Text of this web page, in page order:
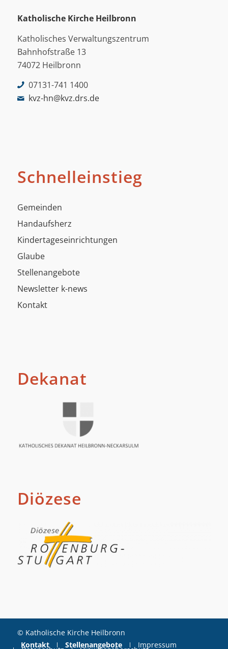
Katholische Kirche Heilbronn
Katholisches Verwaltungszentrum
Bahnhofstraße 13
74072 Heilbronn
07131-741 1400
kvz-hn@kvz.drs.de
Schnelleinstieg
Gemeinden
Handaufsherz
Kindertageseinrichtungen
Glaube
Stellenangebote
Newsletter k-news
Kontakt
Dekanat
Diözese
© Katholische Kirche Heilbronn
Kontakt
Stellenangebote Impressum